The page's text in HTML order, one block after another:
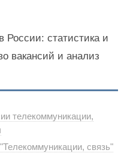
России: статистика и
вакансий и анализ
телекоммуникации,
связь"